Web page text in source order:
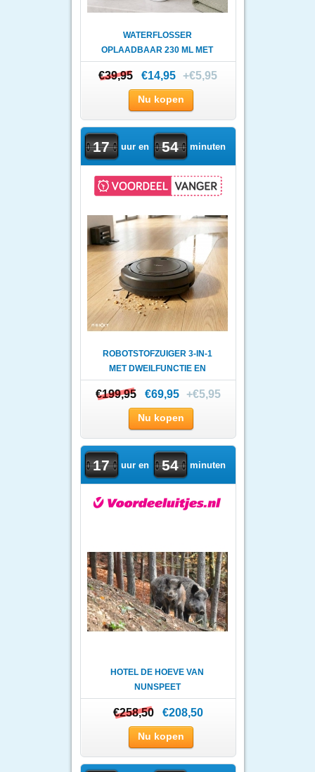
WATERFLOSSER
OPLAADBAAR 230 ML MET
USB-C
€39,95
€39,95 €14,95 +€5,95
Nu kopen
17 uur en 54 minuten
ROBOTSTOFZUIGER 3-IN-1
MET DWEILFUNCTIE EN
DOCKING..
€199,95
€199,95 €69,95 +€5,95
Nu kopen
17 uur en 54 minuten
HOTEL DE HOEVE VAN
NUNSPEET
€258,50
€258,50 €208,50
Nu kopen